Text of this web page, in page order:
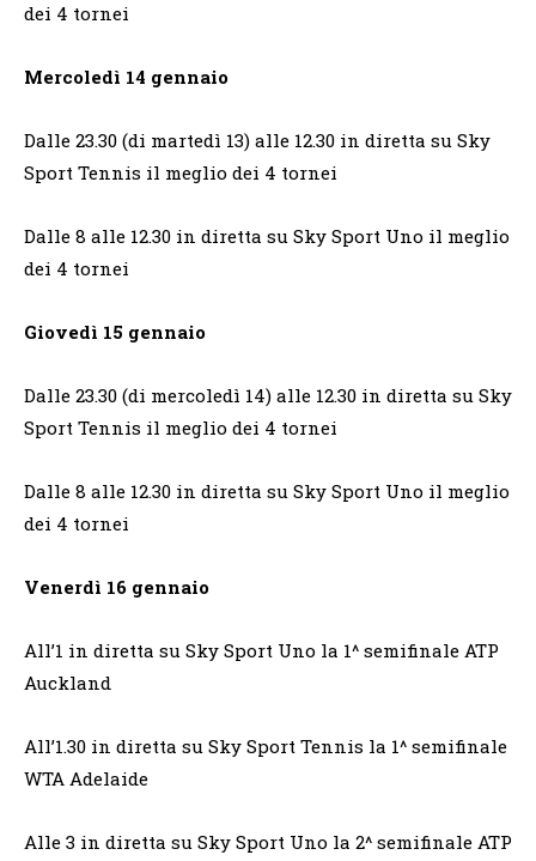
dei 4 tornei
Mercoledì 14 gennaio
Dalle 23.30 (di martedì 13) alle 12.30 in diretta su Sky
Sport Tennis il meglio dei 4 tornei
Dalle 8 alle 12.30 in diretta su Sky Sport Uno il meglio
dei 4 tornei
Giovedì 15 gennaio
Dalle 23.30 (di mercoledì 14) alle 12.30 in diretta su Sky
Sport Tennis il meglio dei 4 tornei
Dalle 8 alle 12.30 in diretta su Sky Sport Uno il meglio
dei 4 tornei
Venerdì 16 gennaio
All’1 in diretta su Sky Sport Uno la 1^ semifinale ATP
Auckland
All’1.30 in diretta su Sky Sport Tennis la 1^ semifinale
WTA Adelaide
Alle 3 in diretta su Sky Sport Uno la 2^ semifinale ATP